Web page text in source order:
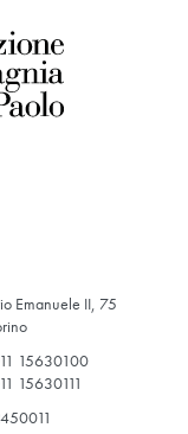
Emanuele II, 75
15630100
15630111